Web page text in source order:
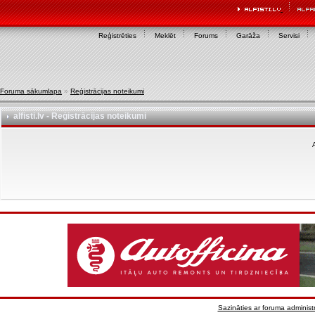
Reģistrēties Meklēt Forums Garāža Servisi
Foruma sākumlapa » Reģistrācijas noteikumi
alfisti.lv - Reģistrācijas noteikumi
Sazināties ar foruma